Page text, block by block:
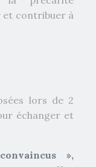
et contribuer à
lors de 2
échanger et
»,